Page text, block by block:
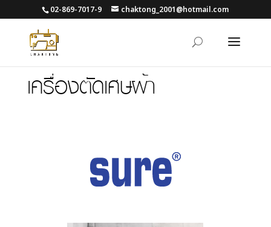
02-869-7017-9 chaktong_2001@hotmail.com
เครื่องตัดเศษผ้า